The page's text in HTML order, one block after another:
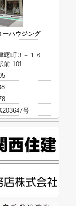
ーハウジング
曙町３－１６
前 101
203647号